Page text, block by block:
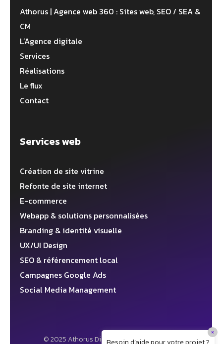
Athorus | Agence web 360 : Sites web, SEO / SEA &
CM
L’Agence digitale
Services
Réalisations
Le flux
Contact
Services web
Création de site vitrine
Refonte de site internet
E-commerce
Webapp & solutions personnalisées
Branding & identité visuelle
UX/UI Design
SEO & référencement local
Campagnes Google Ads
Social Media Management
© 2025 Athorus Digital ✦ Agence web 360°
×